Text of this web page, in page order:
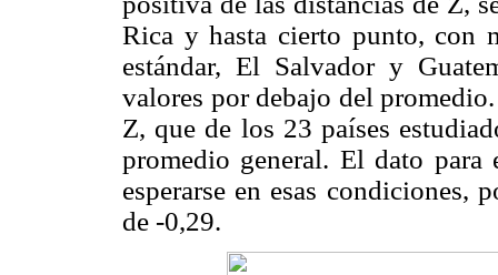
Rica y hasta cierto punto, con
estándar, El Salvador y
valores por debajo del
Z, que de los 23 países
promedio general. El dato
esperarse en esas
de -0,29.